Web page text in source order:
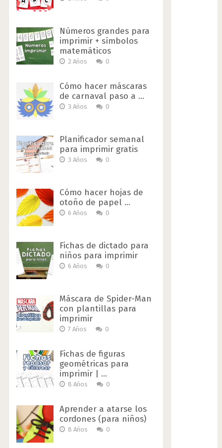
Números grandes para
imprimir + símbolos
matemáticos
2 Años 0
Cómo hacer máscaras
de carnaval paso a …
3 Años 0
Planificador semanal
para imprimir gratis
3 Años 0
Cómo hacer hojas de
otoño de papel …
6 Años 0
Fichas de dictado para
niños para imprimir
6 Años 0
Máscara de Spider-Man
con plantillas para
imprimir
7 Años 0
Fichas de figuras
geométricas para
imprimir | …
8 Años 0
Aprender a atarse los
cordones (para niños)
8 Años 0